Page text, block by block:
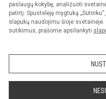
paslaugų kokybę, analizuoti
patirtį. Spustelėję mygtuką
slapukų naudojimu šioje
sutikimus, prašome apsilankyti
Kopijuoti turinį be raštiško
Prieinamumo
Sumanus būdas atnaujinti